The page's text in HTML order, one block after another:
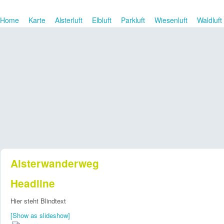
Home Karte Alsterluft Elbluft Parkluft Wiesenluft Waldluft
Alsterwanderweg
Headline
Hier steht Blindtext
[Show as slideshow]